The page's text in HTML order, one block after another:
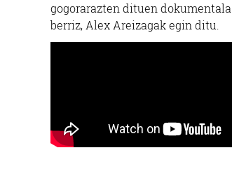
gogorarazten dituen
berriz, Alex Areizagak egin ditu.